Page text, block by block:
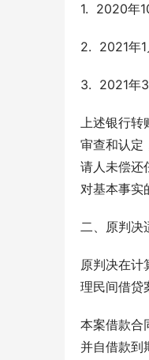
1.  2020年
2.  2021年1
3.  2021年
上述银行转
审查和认定
请人未偿还
对基本事实
二、原判决
原判决在计
理民间借贷
本案借款合
并自借款到